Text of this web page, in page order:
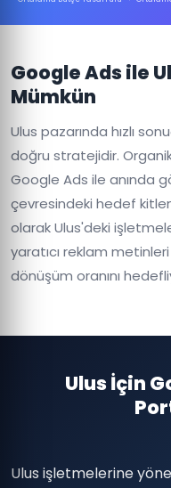
Google Ads ile
Mümkün
Ulus pazarında hızlı
doğru stratejidir. Organik
Google Ads ile anında
çevresindeki hedef
olarak Ulus'deki
yaratıcı reklam
dönüşüm oranını
Ulus İçin
Ulus işletmelerine